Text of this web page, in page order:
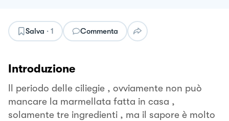
Salva · 1 Commenta
Introduzione
Il periodo delle ciliegie , ovviamente non può
mancare la marmellata fatta in casa ,
solamente tre ingredienti , ma il sapore è molto